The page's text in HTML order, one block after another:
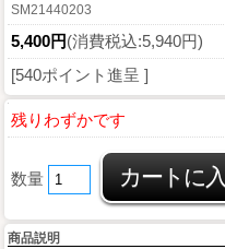
SM21440203
5,400円(消費税込:5,940円)
[540ポイント進呈 ]
残りわずかです
数量
商品説明